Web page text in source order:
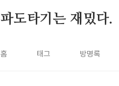
파도타기는 재밌다.
홈 태그 방명록